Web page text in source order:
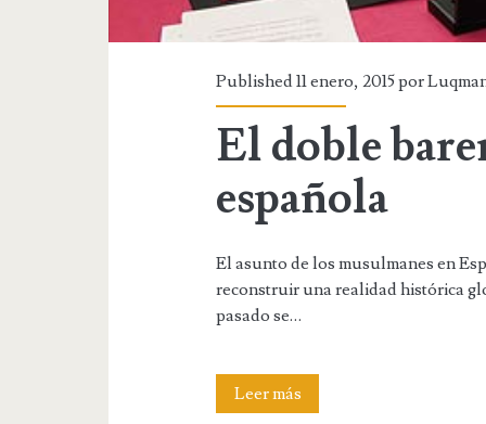
Published 11 enero, 2015 por
El doble
española
El asunto de los musulmanes en
reconstruir una realidad histórica
pasado se…
Leer másEl